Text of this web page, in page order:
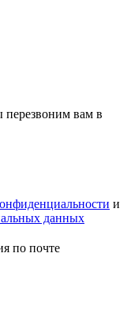
перезвоним вам в
и
данных
по почте